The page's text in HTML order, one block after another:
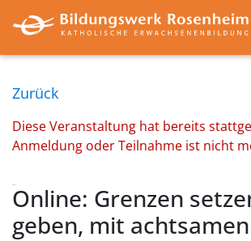
Zurück
Diese Veranstaltung hat bereits
Anmeldung oder Teilnahme ist nicht
Online: Grenzen
geben, mit